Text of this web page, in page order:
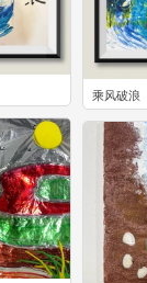
乘风破浪
0